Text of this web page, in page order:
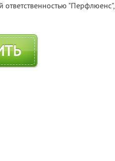
ответственностью "Перфлюенс",